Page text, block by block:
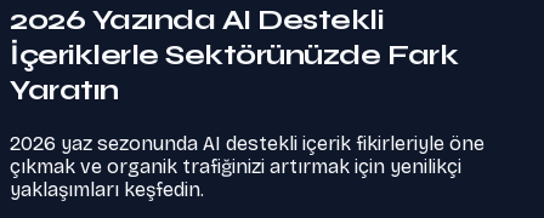
2026 Yazında AI Destekli
İçeriklerle Sektörünüzde Fark
Yaratın
2026 yaz sezonunda AI destekli içerik fikirleriyle öne
çıkmak ve organik trafiğinizi artırmak için yenilikçi
yaklaşımları keşfedin.